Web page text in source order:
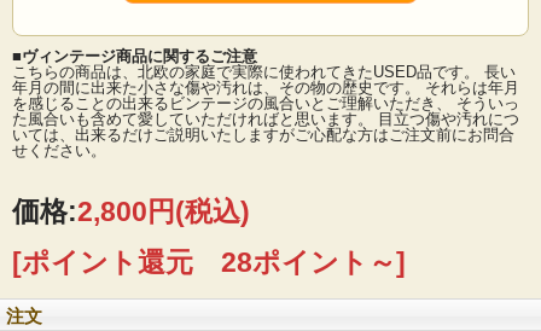
デンマークで見つけたチーク素材ののヴィンテージナイフです。全長が28cmと大
きめのナイフで、ケーキやパイなどを切り分けるのにぴったりです。フォルムも
モダンでおしゃれなデザインです。あまり見かけないサービング用の大きめナイ
■製造国 ：デンマーク
■コンディション：木部、金属部分に経年変化、使用感などあります。その他、目
立つダメージなくよいヴィンテージコンディションです。
■ヴィンテージ商品に関するご注意
こちらの商品は、北欧の家庭で実際に使われてきたUSED品です。 長い
年月の間に出来た小さな傷や汚れは、その物の歴史です。 それらは年月
を感じることの出来るビンテージの風合いとご理解いただき、 そういっ
た風合いも含めて愛していただければと思います。 目立つ傷や汚れにつ
いては、出来るだけご説明いたしますがご心配な方はご注文前にお問合
せください。
価格:2,800円(税込)
[ポイント還元 28ポイント～]
注文